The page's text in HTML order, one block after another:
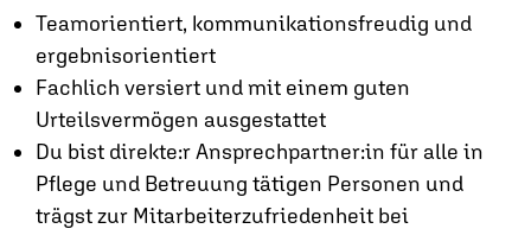
Teamorientiert, kommunikationsfreudig und
ergebnisorientiert
Fachlich versiert und mit einem guten
Urteilsvermögen ausgestattet
Du bist direkte:r Ansprechpartner:in für alle in
Pflege und Betreuung tätigen Personen und
trägst zur Mitarbeiterzufriedenheit bei